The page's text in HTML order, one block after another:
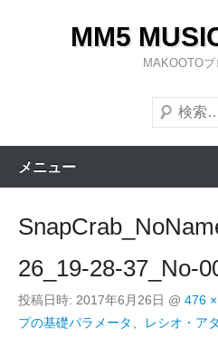
キ
MM5
MAKOOTO
検
索
メニュー
26_19-28-37_No-
投稿日時: 2017年6月26日 @ 476
プの基礎パラメータ、レシオ・ア